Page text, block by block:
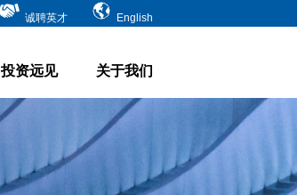
诚聘英才 English
投资远见 关于我们